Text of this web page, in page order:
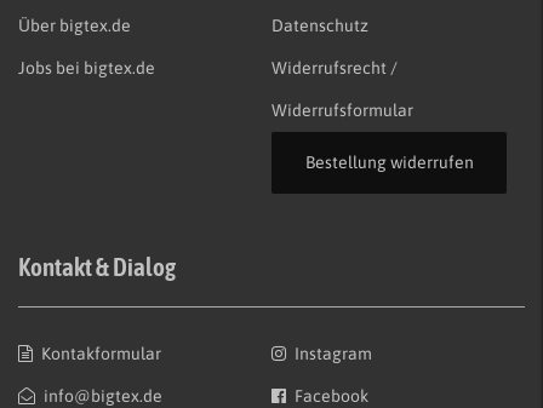
Über bigtex.de
Jobs bei bigtex.de
Datenschutz
Widerrufsrecht /
Widerrufsformular
Bestellung widerrufen
Kontakt & Dialog
Kontakformular
info@bigtex.de
Instagram
Facebook